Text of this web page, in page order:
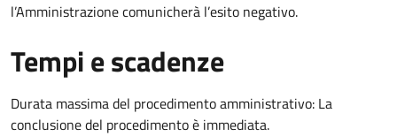
l’Amministrazione comunicherà l’esito negativo.
Tempi e scadenze
Durata massima del procedimento amministrativo: La
conclusione del procedimento è immediata.